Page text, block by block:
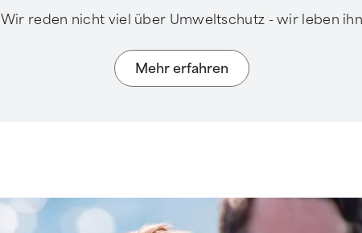
Wir reden nicht viel über Umweltschutz - wir leben
Mehr erfahren